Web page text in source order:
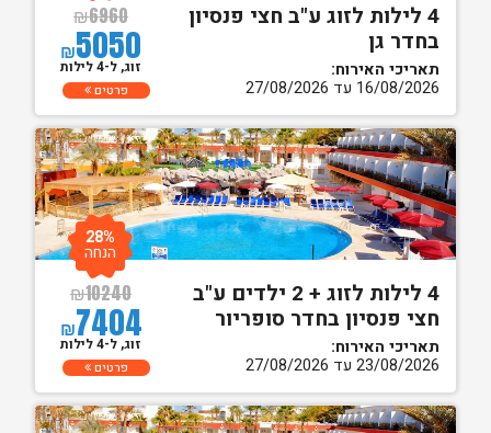
4 לילות לזוג ע"ב חצי פנסיון
בחדר גן
תאריכי האירוח:
16/08/2026 עד 27/08/2026
₪6960
₪5050
זוג, ל-4 לילות
פרטים
4 לילות לזוג + 2 ילדים ע"ב
חצי פנסיון בחדר סופריור
תאריכי האירוח:
23/08/2026 עד 27/08/2026
₪10240
₪7404
28%
הנחה
זוג, ל-4 לילות
פרטים